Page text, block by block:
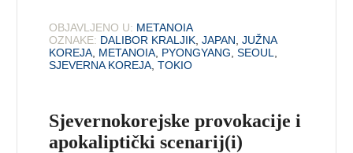
OBJAVLJENO U: METANOIA
OZNAKE: DALIBOR KRALJIK ,JAPAN ,JUŽNA
KOREJA METANOIA PYONGYANG ,SEOUL
SJEVERNA KOREJA ,TOKIO
Sjevernokorejske provokacije i
apokaliptički scenarij(i)